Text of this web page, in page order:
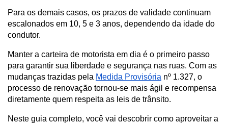
Para os demais casos, os prazos de validade continuam
escalonados em 10, 5 e 3 anos, dependendo da idade do
condutor.
Manter a carteira de motorista em dia é o primeiro passo
para garantir sua liberdade e segurança nas ruas. Com as
mudanças trazidas pela Medida Provisória nº 1.327, o
processo de renovação tornou-se mais ágil e recompensa
diretamente quem respeita as leis de trânsito.
Neste guia completo, você vai descobrir como aproveitar a